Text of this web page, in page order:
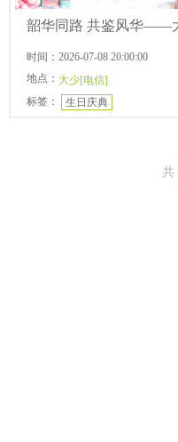
时间：2026-07-08 20:00:00
地点： 大少[电信]
标签：
生日庆典
共